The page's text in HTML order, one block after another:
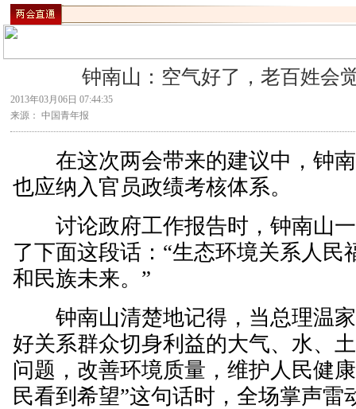
钟南山：空气好了，老百姓会
2013年03月06日 07:44:35
来源： 中国青年报
在这次两会带来的建议中，钟南
也应纳入官员政绩考核体系。
讨论政府工作报告时，钟南山一
了下面这段话：“生态环境关系人民
和民族未来。”
钟南山清楚地记得，当总理温家
好关系群众切身利益的大气、水、
问题，改善环境质量，维护人民健
民看到希望”这句话时，全场掌声雷